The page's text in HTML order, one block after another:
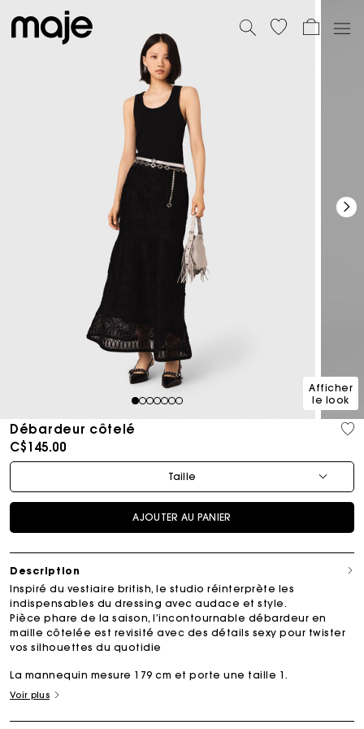
1234567
Afficher
le look
Débardeur côtelé
C$145.00
Taille
AJOUTER AU PANIER
Description
Inspiré du vestiaire british, le studio réinterprète les
indispensables du dressing avec audace et style.
Pièce phare de la saison, l’incontournable débardeur en
maille côtelée est revisité avec des détails sexy pour twister
vos silhouettes du quotidie
La mannequin mesure 179 cm et porte une taille 1.
Voir plus